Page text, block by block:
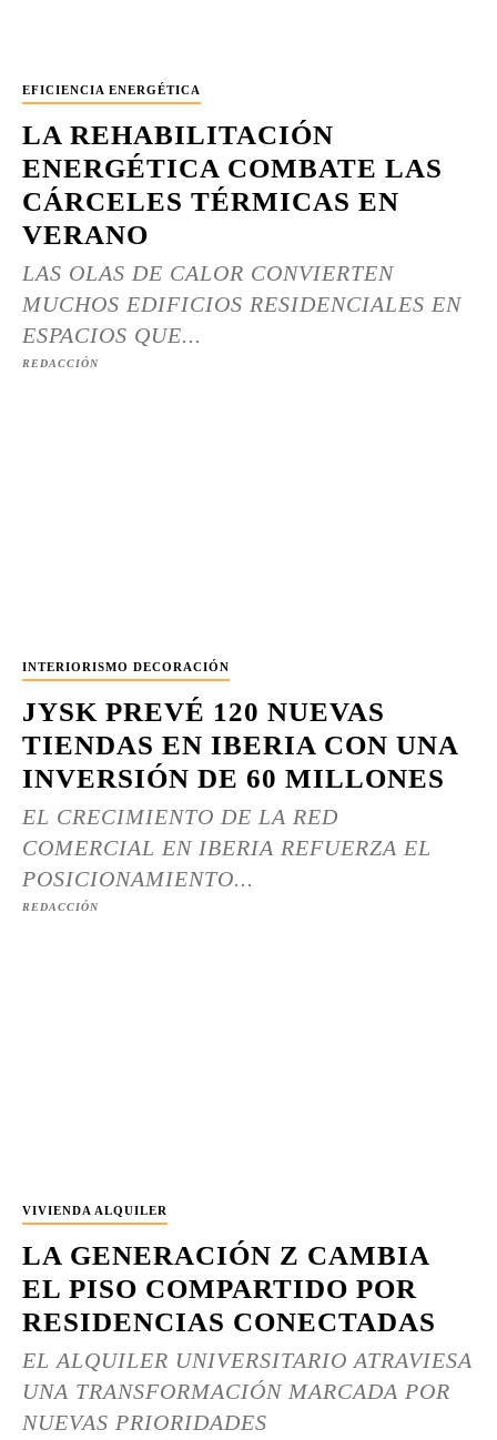
EFICIENCIA ENERGÉTICA
LA REHABILITACIÓN
ENERGÉTICA COMBATE LAS
CÁRCELES TÉRMICAS EN
VERANO
LAS OLAS DE CALOR CONVIERTEN
MUCHOS EDIFICIOS RESIDENCIALES EN
ESPACIOS QUE...
REDACCIÓN
INTERIORISMO DECORACIÓN
JYSK PREVÉ 120 NUEVAS
TIENDAS EN IBERIA CON UNA
INVERSIÓN DE 60 MILLONES
EL CRECIMIENTO DE LA RED
COMERCIAL EN IBERIA REFUERZA EL
POSICIONAMIENTO...
REDACCIÓN
VIVIENDA ALQUILER
LA GENERACIÓN Z CAMBIA
EL PISO COMPARTIDO POR
RESIDENCIAS CONECTADAS
EL ALQUILER UNIVERSITARIO ATRAVIESA
UNA TRANSFORMACIÓN MARCADA POR
NUEVAS PRIORIDADES